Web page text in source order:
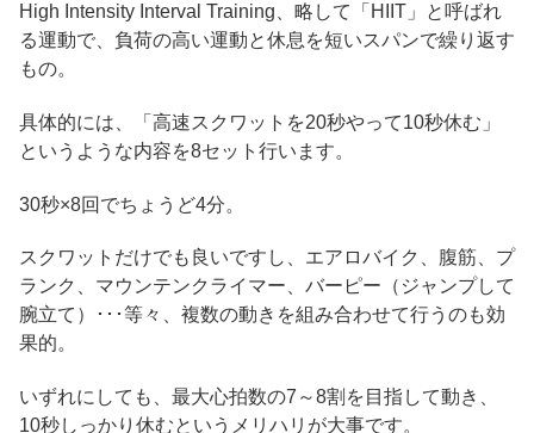
High Intensity Interval Training、略して「HIIT」と呼ばれ
る運動で、負荷の高い運動と休息を短いスパンで繰り返す
もの。
具体的には、「高速スクワットを20秒やって10秒休む」
というような内容を8セット行います。
30秒×8回でちょうど4分。
スクワットだけでも良いですし、エアロバイク、腹筋、プ
ランク、マウンテンクライマー、バーピー（ジャンプして
腕立て）･･･等々、複数の動きを組み合わせて行うのも効
果的。
いずれにしても、最大心拍数の7～8割を目指して動き、
10秒しっかり休むというメリハリが大事です。